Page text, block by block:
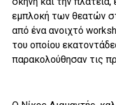
εμπλοκή των θεατών
από ένα ανοιχτό
του οποίου
παρακολούθησαν τις